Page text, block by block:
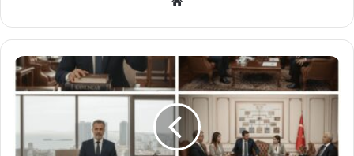
site
si